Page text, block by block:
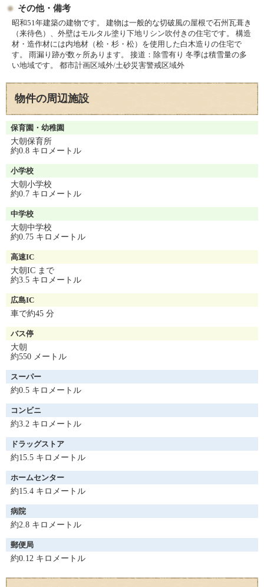
その他・備考
昭和51年建築の建物です。 建物は一般的な切破風の屋根で石州瓦葺き
（来待色）、外壁はモルタル塗り下地リシン吹付きの住宅です。 構造
材・造作材には内地材（桧・杉・松）を使用した白木造りの住宅で
す。 雨漏り跡が数ヶ所あります。 接道：除雪有り 冬季は積雪量の多
い地域です。 都市計画区域外/土砂災害警戒区域外
物件の周辺施設
周辺施設
保育園・幼稚園
大朝保育所
約0.8 キロメートル
小学校
大朝小学校
約0.7 キロメートル
中学校
大朝中学校
約0.75 キロメートル
高速IC
大朝IC まで
約3.5 キロメートル
広島IC
車で約45 分
バス停
大朝
約550 メートル
スーパー
約0.5 キロメートル
コンビニ
約3.2 キロメートル
ドラッグストア
約15.5 キロメートル
ホームセンター
約15.4 キロメートル
病院
約2.8 キロメートル
郵便局
約0.12 キロメートル